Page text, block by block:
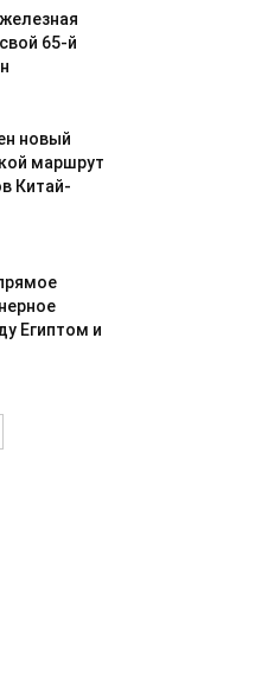
65-й
новый
маршрут
Китай-
Египтом и